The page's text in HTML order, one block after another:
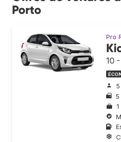
Porto
Pro
10
5